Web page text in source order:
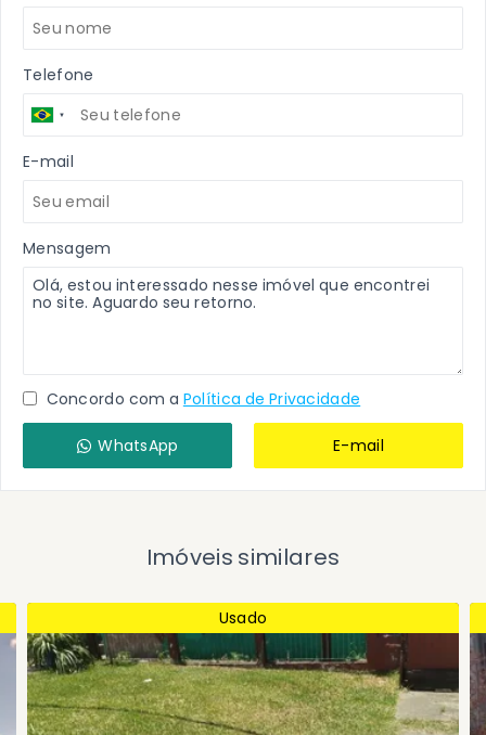
Telefone
E-mail
Mensagem
Concordo com a Política de Privacidade
WhatsApp E-mail
Imóveis similares
Usado